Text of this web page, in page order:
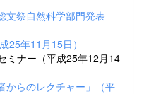
文祭自然科学部門発表
25年11月15日）
ナー（平成25年12月14
らのレクチャー」（平